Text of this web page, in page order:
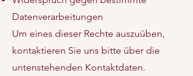
Datenverarbeitungen
Um eines dieser Rechte auszuüben,
kontaktieren Sie uns bitte über die
untenstehenden Kontaktdaten.